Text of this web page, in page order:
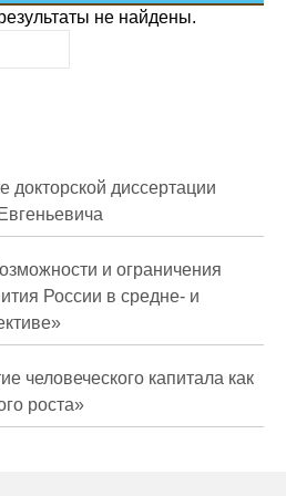
коррупции
не найдены.
диссертации
и ограничения
России в средне- и
человеческого капитала как
роста»